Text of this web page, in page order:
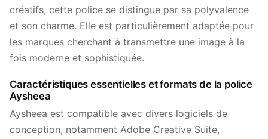
créatifs, cette police se distingue par sa polyvalence
et son charme. Elle est particulièrement adaptée pour
les marques cherchant à transmettre une image à la
fois moderne et sophistiquée.
Caractéristiques essentielles et formats de la police
Aysheea
Aysheea est compatible avec divers logiciels de
conception, notamment Adobe Creative Suite,